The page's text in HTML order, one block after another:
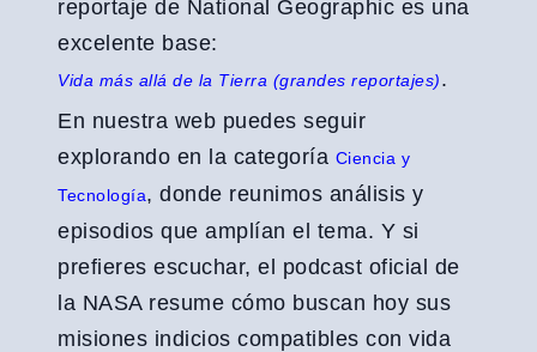
reportaje de National Geographic es una
excelente base:
Vida más allá de la Tierra (grandes reportajes).
En nuestra web puedes seguir
explorando en la categoría Ciencia y
Tecnología, donde reunimos análisis y
episodios que amplían el tema. Y si
prefieres escuchar, el podcast oficial de
la NASA resume cómo buscan hoy sus
misiones indicios compatibles con vida